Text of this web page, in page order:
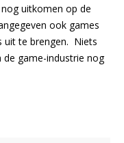
uitkomen op de
ook games
uit te brengen. Niets
game-industrie nog